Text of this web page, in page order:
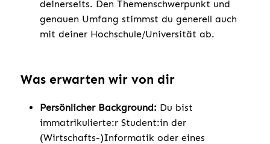
deinerseits. Den Themenschwerpunkt und
genauen Umfang stimmst du generell auch
mit deiner Hochschule/Universität ab.
Was erwarten wir von dir
Persönlicher Background: Du bist
immatrikulierte:r Student:in der
(Wirtschafts-)Informatik oder eines